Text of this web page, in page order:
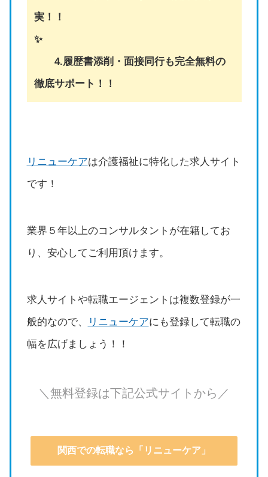
実！！
✨
4.履歴書添削・面接同行も完全無料の
徹底サポート！！
リニューケアは介護福祉に特化した求人サイト
です！
業界５年以上のコンサルタントが在籍してお
り、安心してご利用頂けます。
求人サイトや転職エージェントは複数登録が一
般的なので、
リニューケアにも登録して転職の
幅を広げましょう！！
＼無料登録は下記公式サイトから／
関西での転職なら「リニューケア」